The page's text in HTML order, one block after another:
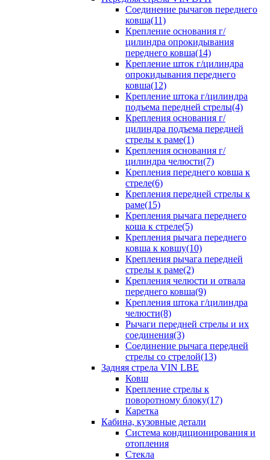
Cоединение рычагов переднего
ковша(11)
Крепление основания г/
цилиндра опрокидывания
переднего ковша(14)
Крепление шток г/цилиндра
опрокидывания переднего
ковша(12)
Крепление штока г/цилиндра
подъема передней стрелы(4)
Крепления основания г/
цилиндра подъема передней
стрелы к раме(1)
Крепления основания г/
цилиндра челюсти(7)
Крепления переднего ковша к
стреле(6)
Крепления передней стрелы к
раме(15)
Крепления рычага переднего
коша к стреле(5)
Крепления рычага переднего
ковша к ковшу(10)
Крепления рычага передней
стрелы к раме(2)
Крепления челюсти и отвала
переднего ковша(9)
Крепления штока г/цилиндра
челюсти(8)
Рычаги передней стрелы и их
соединения(3)
Соединение рычага передней
стрелы со стрелой(13)
Задняя стрела VIN LBE
Ковш
Крепление стрелы к
поворотному блоку(17)
Каретка
Кабина, кузовные детали
Система кондиционирования и
отопления
Стекла